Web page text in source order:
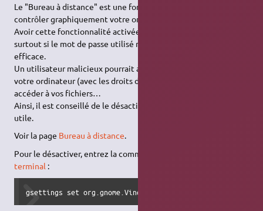
Le "Bureau à distance" est une fonctionnalité permettant de
contrôler graphiquement votre ordinateur de l'extérieur.
Avoir cette fonctionnalité activée peut être dangereux,
surtout si le mot de passe utilisé n'est pas suffisamment
efficace.
Un utilisateur malicieux pourrait alors prendre le contrôle de
votre ordinateur (avec les droits d'utilisateur normaux) et
accéder à vos fichiers…
Ainsi, il est conseillé de le désactiver lorsqu'il ne vous est pas
utile.
Voir la page Bureau à distance.
Pour le désactiver, entrez la commande suivante dans un
terminal :
gsettings set org.gnome.Vino enabled false